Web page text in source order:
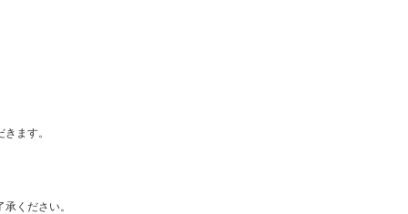
ます。
ください。